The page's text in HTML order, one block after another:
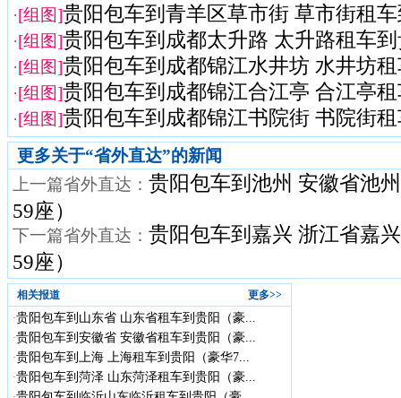
·[组图]贵阳包车到青羊区草市街 草市街租
·[组图]贵阳包车到成都太升路 太升路租车
·[组图]贵阳包车到成都锦江水井坊 水井坊
·[组图]贵阳包车到成都锦江合江亭 合江亭
·[组图]贵阳包车到成都锦江书院街 书院街
更多关于“省外直达”的新闻
上一篇省外直达： 贵阳包车到池州 安徽省池
59座）
下一篇省外直达： 贵阳包车到嘉兴 浙江省嘉
59座）
更多>>
相关报道
·贵阳包车到山东省 山东省租车到贵阳（豪...
·贵阳包车到安徽省 安徽省租车到贵阳（豪...
·贵阳包车到上海 上海租车到贵阳（豪华7...
·贵阳包车到菏泽 山东菏泽租车到贵阳（豪...